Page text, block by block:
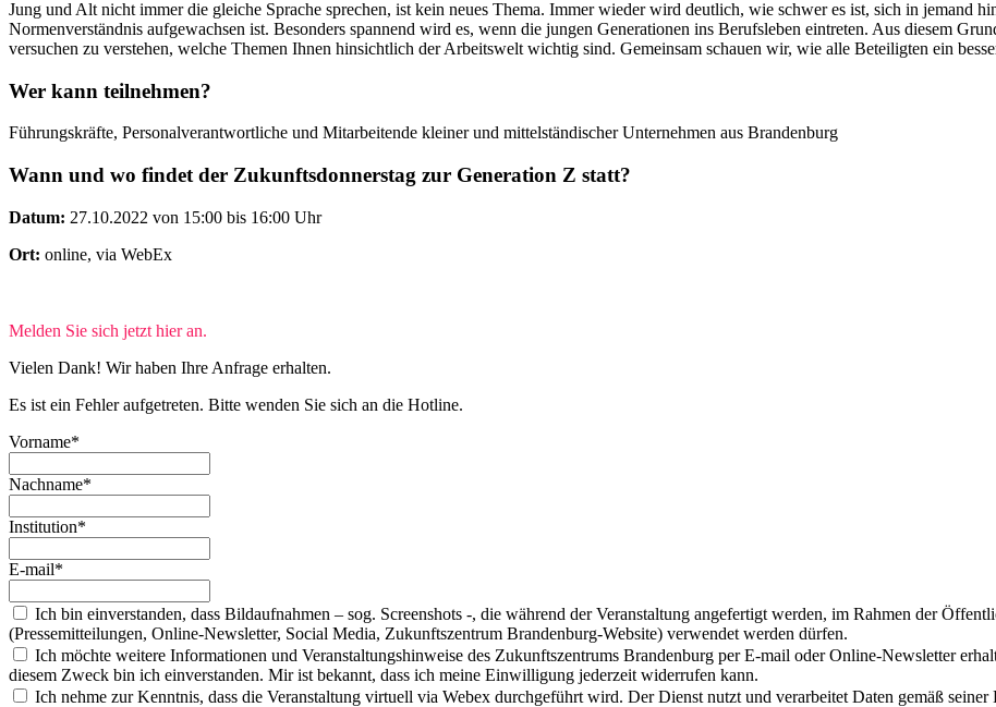
Jung und Alt nicht immer die gleiche Sprache sprechen, ist kein neues Thema. Immer wieder wird deutlich, wie schwer es ist, sich in jemand
Normenverständnis aufgewachsen ist. Besonders spannend wird es, wenn die jungen Generationen ins Berufsleben eintreten. Aus diesem
versuchen zu verstehen, welche Themen Ihnen hinsichtlich der Arbeitswelt wichtig sind. Gemeinsam schauen wir, wie alle Beteiligten ein
Wer kann teilnehmen?
Führungskräfte, Personalverantwortliche und Mitarbeitende kleiner und mittelständischer Unternehmen aus Brandenburg
Wann und wo findet der Zukunftsdonnerstag zur Generation Z statt?
Datum: 27.10.2022 von 15:00 bis 16:00 Uhr
Ort: online, via WebEx
Melden Sie sich jetzt hier an.
Vielen Dank! Wir haben Ihre Anfrage erhalten.
Es ist ein Fehler aufgetreten. Bitte wenden Sie sich an die Hotline.
Vorname*
Nachname*
Institution*
E-mail*
Ich bin einverstanden, dass Bildaufnahmen – sog. Screenshots -, die während der Veranstaltung angefertigt werden, im Rahmen der
(Pressemitteilungen, Online-Newsletter, Social Media, Zukunftszentrum Brandenburg-Website) verwendet werden dürfen.
Ich möchte weitere Informationen und Veranstaltungshinweise des Zukunftszentrums Brandenburg per E-mail oder Online-Newsletter
diesem Zweck bin ich einverstanden. Mir ist bekannt, dass ich meine Einwilligung jederzeit widerrufen kann.
Ich nehme zur Kenntnis, dass die Veranstaltung virtuell via Webex durchgeführt wird. Der Dienst nutzt und verarbeitet Daten gemäß seiner